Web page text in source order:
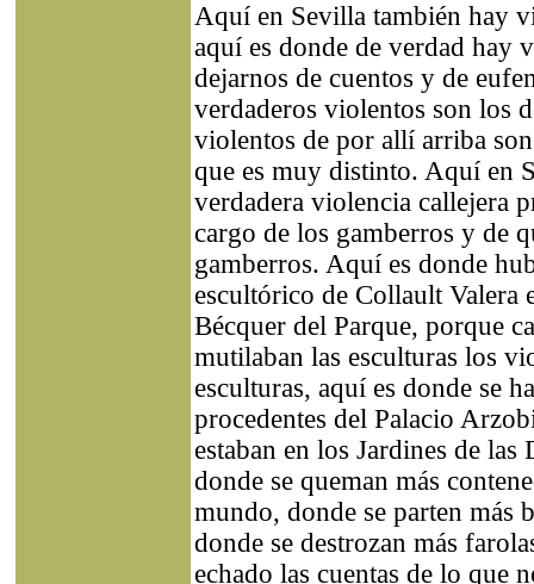
Aquí en Sevilla también hay
aquí es donde de verdad hay
dejarnos de cuentos y de
verdaderos violentos son los
violentos de por allí arriba
que es muy distinto. Aquí en
verdadera violencia callejera
cargo de los gamberros y de
gamberros. Aquí es donde
escultórico de Collault Valera
Bécquer del Parque, porque
mutilaban las esculturas los
esculturas, aquí es donde se
procedentes del Palacio
estaban en los Jardines de
donde se queman más
mundo, donde se parten más
donde se destrozan más
echado las cuentas de lo que